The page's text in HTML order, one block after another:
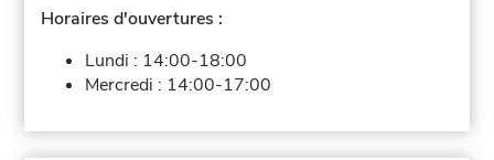
Horaires d'ouvertures :
Lundi : 14:00-18:00
Mercredi : 14:00-17:00